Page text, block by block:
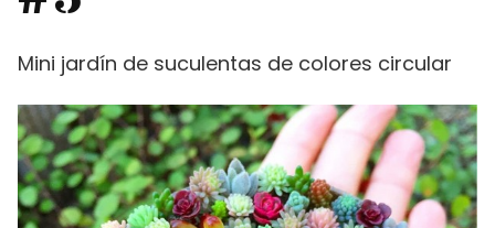
Mini jardín de suculentas de colores circular